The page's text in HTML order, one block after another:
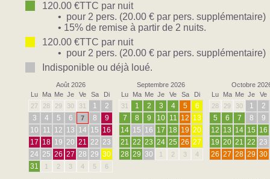
120.00 €TTC par nuit
• pour 2 pers. (20.00 € par pers. supplémentaire)
• 15% de remise à partir de 2 nuits.
120.00 €TTC par nuit
• pour 2 pers. (20.00 € par pers. supplémentaire)
Indisponible ou déjà loué.
Août 2026
Lu
Ma Me Je Ve Sa
Di
27
28 29 30 31 1
2
3
4 5 6 7 8
9
10
11 12 13 14 15 16
17 18 19 20 21 22 23
24 25 26 27 28 29 30
31
1 2 3 4 5 6
Septembre 2026
Lu
Ma Me Je Ve Sa
Di
31
1 2 3 4 5
6
7
8 9 10 11 12 13
14 15 16 17 18 19 20
21 22 23 24 25 26 27
28 29 30 1 2 3 4
Octobre
Lu
Ma Me Je
Ve
28
29 30 1
2
5
6 7 8
9
12 13 14 15 16
19 20 21 22 23
26 27 28 29 30